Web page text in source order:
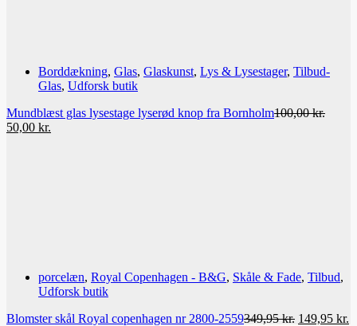
Borddækning, Glas, Glaskunst, Lys & Lysestager, Tilbud-
Glas, Udforsk butik
Mundblæst glas lysestage lyserød knop fra Bornholm100,00kr.
Den
50,00 kr.
porcelæn, Royal Copenhagen - B&G, Skåle & Fade, Tilbud,
Udforsk butik
Blomster skål Royal copenhagen nr 2800-2559349,95kr. Den
149,95 kr.